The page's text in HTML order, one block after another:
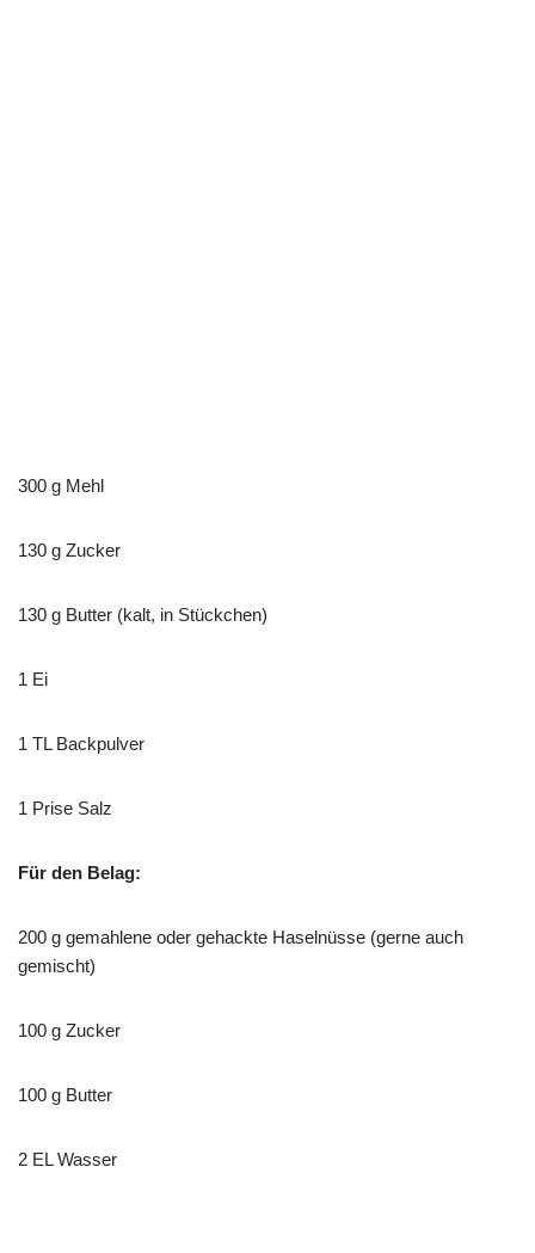
300 g Mehl
130 g Zucker
130 g Butter (kalt, in Stückchen)
1 Ei
1 TL Backpulver
1 Prise Salz
Für den Belag:
200 g gemahlene oder gehackte Haselnüsse (gerne auch
gemischt)
100 g Zucker
100 g Butter
2 EL Wasser